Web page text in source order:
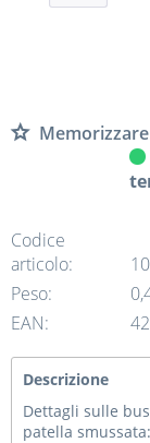
Memorizzare
Codice
articolo:
Peso:
EAN:
Descrizione
Dettagli sulle
patella